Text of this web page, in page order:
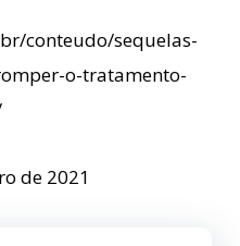
conteudo/sequelas-
o-tratamento-
de 2021